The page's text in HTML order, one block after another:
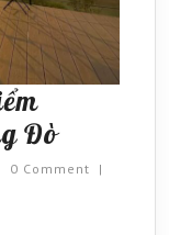
ĐòVilla
Hoàng
0 Comment
|